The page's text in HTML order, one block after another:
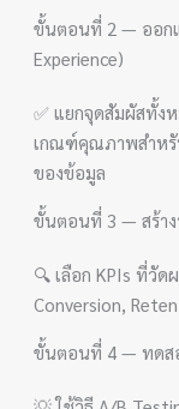
ขั้นตอนที่ 2 — ออก
Experience)
✅ แยกจุดสัมผัสทั้ง
เกณฑ์คุณภาพสำหรั
ของข้อมูล
ขั้นตอนที่ 3 — สร้าง
🔍 เลือก KPIs ที่วัด
Conversion,
ขั้นตอนที่ 4 — ทดส